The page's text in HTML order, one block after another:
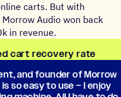
carts. But with
Audio won back
in revenue.
cart recovery rate
and founder of Morrow
so easy to use – I enjoy